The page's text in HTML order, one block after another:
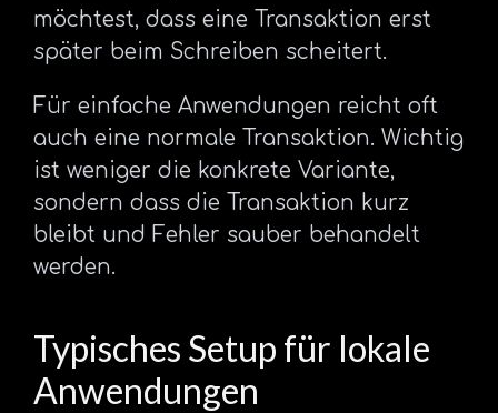
möchtest, dass eine Transaktion erst
später beim Schreiben scheitert.
Für einfache Anwendungen reicht oft
auch eine normale Transaktion. Wichtig
ist weniger die konkrete Variante,
sondern dass die Transaktion kurz
bleibt und Fehler sauber behandelt
werden.
Typisches Setup für lokale
Anwendungen